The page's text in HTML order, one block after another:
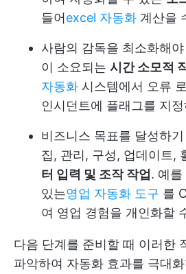
들어excel 자동화 계산을
사람의 감독을 최소화해
이 소요되는 시간 소모적
자동화 시스템에서 오류
인시던트에 플래그를 지
비즈니스 목표를 달성하
집, 관리, 구성, 업데이트,
터 입력 및 조작 작업. 예
있는영업 자동화 도구 를
여 영업 경험을 개인화할
다음 단계를 준비할 때 이러한
파악하여 자동화 효과를 극대